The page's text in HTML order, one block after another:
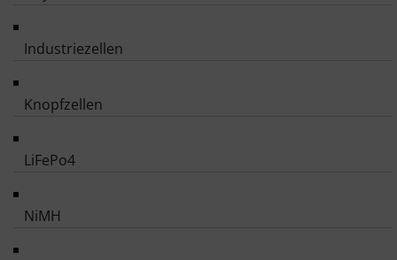
Industriezellen
Knopfzellen
LiFePo4
NiMH